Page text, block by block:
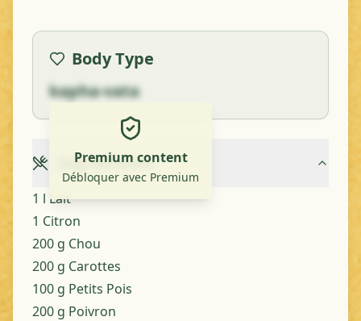
Body Type
kapha-vata
Premium content
Débloquer avec Premium
Ingredients
1 l Lait
1 Citron
200 g Chou
200 g Carottes
100 g Petits Pois
200 g Poivron